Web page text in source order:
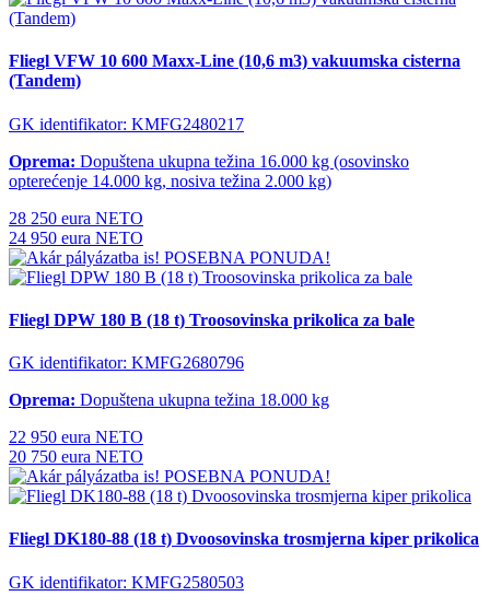
Fliegl VFW 10 600 Maxx-Line (10,6 m3) vakuumska cisterna
(Tandem)
GK identifikator: KMFG2480217
Oprema: Dopuštena ukupna težina 16.000 kg (osovinsko
opterećenje 14.000 kg, nosiva težina 2.000 kg)
28 250 eura NETO
24 950 eura NETO
POSEBNA PONUDA!
Fliegl DPW 180 B (18 t) Troosovinska prikolica za bale
GK identifikator: KMFG2680796
Oprema: Dopuštena ukupna težina 18.000 kg
22 950 eura NETO
20 750 eura NETO
POSEBNA PONUDA!
Fliegl DK180-88 (18 t) Dvoosovinska trosmjerna kiper prikolica
GK identifikator: KMFG2580503